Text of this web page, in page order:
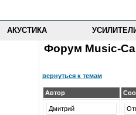
АКУСТИКА
Форум Music-
вернуться к темам
Автор
Дмитрий